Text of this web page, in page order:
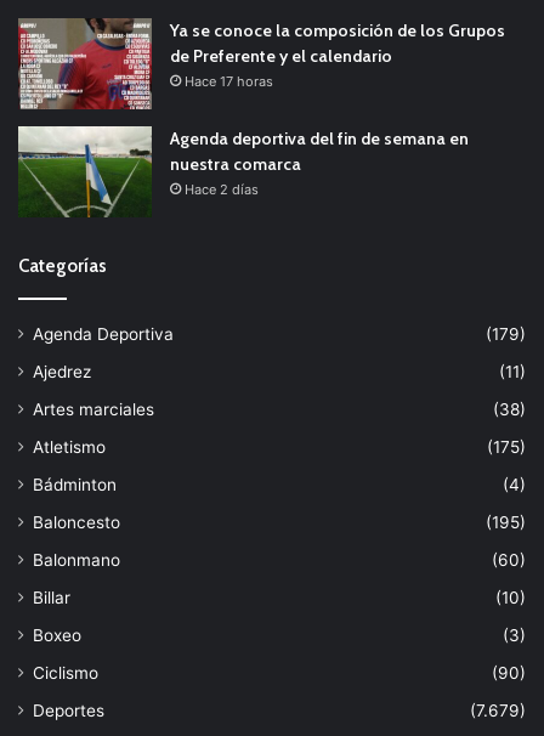
Ya se conoce la composición de los Grupos
de Preferente y el calendario
Hace 17 horas
Agenda deportiva del fin de semana en
nuestra comarca
Hace 2 días
Categorías
Agenda Deportiva
(179)
Ajedrez
(11)
Artes marciales
(38)
Atletismo
(175)
Bádminton
(4)
Baloncesto
(195)
Balonmano
(60)
Billar
(10)
Boxeo
(3)
Ciclismo
(90)
Deportes
(7.679)